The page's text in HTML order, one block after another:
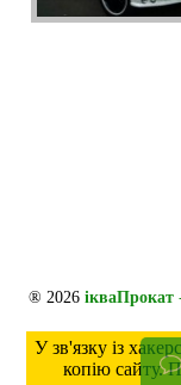
® 2026 ікваПрокат-
У зв'язку із
копію сайту.